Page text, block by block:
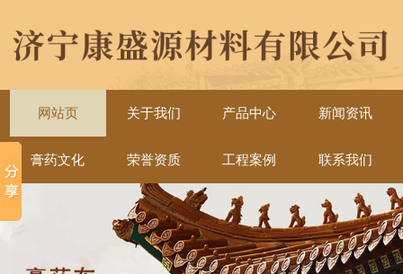
网站页 关于我们 产品中心 新闻资讯
膏药文化 荣誉资质 工程案例 联系我们